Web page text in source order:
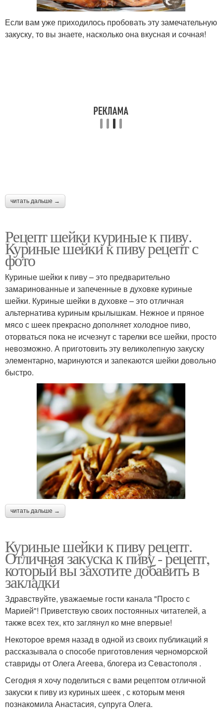
Если вам уже приходилось пробовать эту замечательную
закуску, то вы знаете, насколько она вкусная и сочная!
читать дальше →
Рецепт шейки куриные к пиву.
Куриные шейки к пиву рецепт с
фото
Куриные шейки к пиву – это предварительно
замаринованные и запеченные в духовке куриные
шейки. Куриные шейки в духовке – это отличная
альтернатива куриным крылышкам. Нежное и пряное
мясо с шеек прекрасно дополняет холодное пиво,
оторваться пока не исчезнут с тарелки все шейки, просто
невозможно. А приготовить эту великолепную закуску
элементарно, маринуются и запекаются шейки довольно
быстро.
читать дальше →
Куриные шейки к пиву рецепт.
Отличная закуска к пиву - рецепт,
который вы захотите добавить в
закладки
Здравствуйте, уважаемые гости канала "Просто с
Марией"! Приветствую своих постоянных читателей, а
также всех тех, кто заглянул ко мне впервые!
Некоторое время назад в одной из своих публикаций я
рассказывала о способе приготовления черноморской
ставриды от Олега Агеева, блогера из Севастополя .
Сегодня я хочу поделиться с вами рецептом отличной
закуски к пиву из куриных шеек , с которым меня
познакомила Анастасия, супруга Олега.